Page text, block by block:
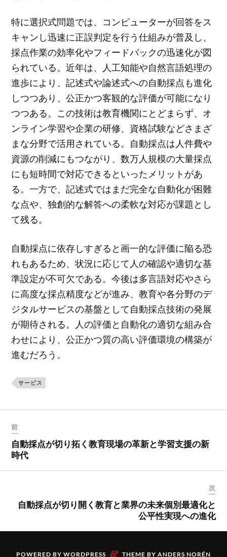
特に選択式問題では、コンピューターが回答をス
キャンし迅速に正誤判定を行う仕組みが普及し、
採点作業の効率化やフィードバックの迅速化が図
られている。近年は、人工知能や自然言語処理の
進歩により、記述式や論述式への自動採点も進化
しつつあり、公正かつ客観的な評価が可能になり
つつある。この技術は教育機関にとどまらず、オ
ンライン学習や企業の研修、資格試験などさまざ
まな分野で活用されている。自動採点は人件費や
資源の削減にもつながり、数万人規模の大量採点
にも短時間で対応できるといったメリットがあ
る。一方で、記述式ではまだ完全な自動化が困難
な点や、独創的な解答への柔軟な対応が課題とし
て残る。
自動採点に依存しすぎると画一的な評価に陥る恐
れもあるため、状況に応じて人の確認や適切な基
準設定が不可欠である。今後は多言語対応やさら
に高度な採点精度などが進み、教育や各分野のデ
ジタルサービスの基盤として自動採点技術の発展
が期待される。人の評価と自動化の適切な組み合
わせにより、公正かつ質の高い評価環境の構築が
進むだろう。
サービス
前
自動採点が切り拓く教育現場の革新と学習支援の新
時代
次
自動採点が切り開く教育と業界の未来個別最適化と
公平性実現への進化
POWERED BY WORDPRESS & THEME BY ANDERS NORÉN